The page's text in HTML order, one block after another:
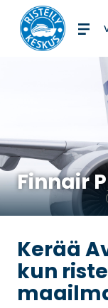
Etusivulle
Finnair
Kerää
kun